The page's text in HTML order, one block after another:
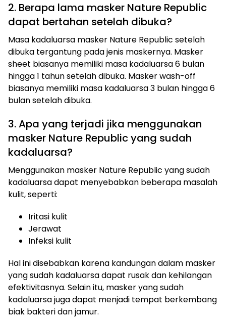
2. Berapa lama masker Nature Republic
dapat bertahan setelah dibuka?
Masa kadaluarsa masker Nature Republic setelah
dibuka tergantung pada jenis maskernya. Masker
sheet biasanya memiliki masa kadaluarsa 6 bulan
hingga 1 tahun setelah dibuka. Masker wash-off
biasanya memiliki masa kadaluarsa 3 bulan hingga 6
bulan setelah dibuka.
3. Apa yang terjadi jika menggunakan
masker Nature Republic yang sudah
kadaluarsa?
Menggunakan masker Nature Republic yang sudah
kadaluarsa dapat menyebabkan beberapa masalah
kulit, seperti:
Iritasi kulit
Jerawat
Infeksi kulit
Hal ini disebabkan karena kandungan dalam masker
yang sudah kadaluarsa dapat rusak dan kehilangan
efektivitasnya. Selain itu, masker yang sudah
kadaluarsa juga dapat menjadi tempat berkembang
biak bakteri dan jamur.